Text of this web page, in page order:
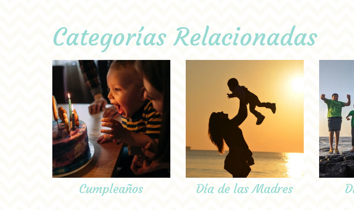
Categorías Relacionadas
Cumpleaños Día de las Madres